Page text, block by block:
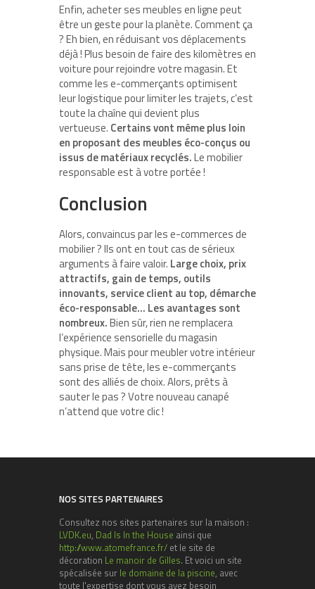
Enfin, acheter ses meubles en ligne peut
être un geste pour la planète. Comment ça
? Eh bien, en réduisant vos déplacements
déjà ! Plus besoin de faire des kilomètres en
voiture pour rejoindre votre magasin. Et
comme les e-commerçants optimisent
leur logistique pour limiter les trajets, c’est
toute la chaîne qui devient plus
vertueuse. Certains vont même plus loin
en proposant des meubles éco-conçus ou
issus de matériaux recyclés.Le mobilier
responsable est à votre portée !
Conclusion
Alors, convaincus par les e-commerces de
mobilier ? Ils ont en tout cas de sérieux
arguments à faire valoir. Large choix, prix
attractifs, gain de temps, outils
innovants, service client au top, démarche
éco-responsable… Les avantages sont
nombreux.Bien sûr, rien ne remplacera
l’expérience sensorielle du magasin
physique. Mais pour meubler votre intérieur
sans prise de tête, les e-commerçants
sont des alliés de choix. Alors, prêts à
sauter le pas ? Votre nouveau canapé
n’attend que votre clic !
NOS SITES PARTENAIRES
Consultez nos sites partenaires sur la maison :
LVDK.eu, Dad Is In the House ainsi que
http://www.atomefrance.fr/ et le site de
décoration Le manoir de Gilles. Et voici un site
spécalisée sur le domaine de la piscine, avec
toute l'expertise dont vous avez besoin